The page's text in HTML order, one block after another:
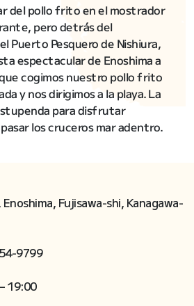
del pollo frito en el mostrador
pero detrás del
Puerto Pesquero de Nishiura,
espectacular de Enoshima a
cogimos nuestro pollo frito
y nos dirigimos a la playa. La
para disfrutar
los cruceros mar adentro.
Fujisawa-shi, Kanagawa-
9799
19:00